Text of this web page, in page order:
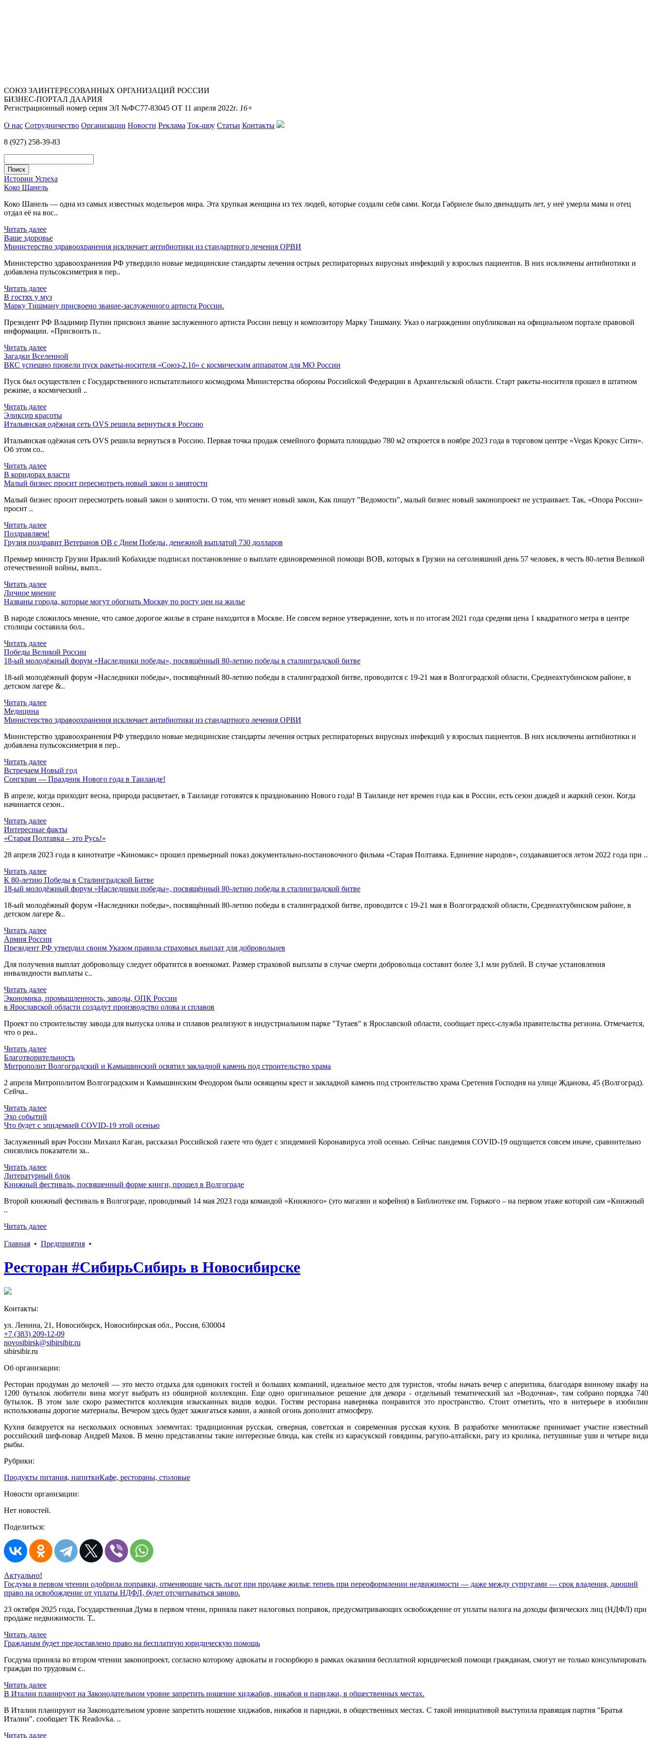
СОЮЗ ЗАИНТЕРЕСОВАННЫХ ОРГАНИЗАЦИЙ РОССИИ
БИЗНЕС-ПОРТАЛ ДААРИЯ
Регистрационный номер серия ЭЛ №ФС77-83045 ОТ 11 апреля 2022г. 16+
О нас Сотрудничество Организации Новости Реклама Ток-шоу Статьи Контакты
8 (927) 258-39-83
Истории Успеха
Коко Шанель
Коко Шанель — одна из самых известных модельеров мира. Эта хрупкая женщина из тех людей, которые создали себя сами. Когда Габриеле было двенадцать лет, у неё умерла мама и отец
отдал её на вос..
Читать далее
Ваше здоровье
Министерство здравоохранения исключает антибиотики из стандартного лечения ОРВИ
Министерство здравоохранения РФ утвердило новые медицинские стандарты лечения острых респираторных вирусных инфекций у взрослых пациентов. В них исключены антибиотики и
добавлена пульсоксиметрия в пер..
Читать далее
В гостях у муз
Марку Тишману присвоено звание-заслуженного артиста России.
Президент РФ Владимир Путин присвоил звание заслуженного артиста России певцу и композитору Марку Тишману. Указ о награждении опубликован на официальном портале правовой
информации. «Присвоить п..
Читать далее
Загадки Вселенной
ВКС успешно провели пуск ракеты-носителя «Союз-2.1б» с космическим аппаратом для МО России
Пуск был осуществлен с Государственного испытательного космодрома Министерства обороны Российской Федерации в Архангельской области. Старт ракеты-носителя прошел в штатном
режиме, а космический ..
Читать далее
Эликсир красоты
Итальянская одёжная сеть OVS решила вернуться в Россию
Итальянская одёжная сеть OVS решила вернуться в Россию. Первая точка продаж семейного формата площадью 780 м2 откроется в ноябре 2023 года в торговом центре «Vegas Крокус Сити».
Об этом со..
Читать далее
В коридорах власти
Малый бизнес просит пересмотреть новый закон о занятости
Малый бизнес просит пересмотреть новый закон о занятости. О том, что меняет новый закон, Как пишут "Ведомости", малый бизнес новый законопроект не устраивает. Так, «Опора России»
просит ..
Читать далее
Поздравляем!
Грузия поздравит Ветеранов ОВ с Днем Победы, денежной выплатой 730 долларов
Премьер министр Грузии Ираклий Кобахидзе подписал постановление о выплате единовременной помощи ВОВ, которых в Грузии на сеголняшний день 57 человек, в честь 80-летия Великой
отечественной войны, выпл..
Читать далее
Личное мнение
Названы города, которые могут обогнать Москву по росту цен на жилье
В народе сложилось мнение, что самое дорогое жилье в стране находится в Москве. Не совсем верное утверждение, хоть и по итогам 2021 года средняя цена 1 квадратного метра в центре
столицы составила бол..
Читать далее
Победы Великой России
18-ый молодёжный форум «Наследники победы», посвящённый 80-летию победы в сталинградской битве
18-ый молодёжный форум «Наследники победы», посвящённый 80-летию победы в сталинградской битве, проводится с 19-21 мая в Волгоградской области, Среднеахтубинском районе, в
детском лагере &..
Читать далее
Медицина
Министерство здравоохранения исключает антибиотики из стандартного лечения ОРВИ
Министерство здравоохранения РФ утвердило новые медицинские стандарты лечения острых респираторных вирусных инфекций у взрослых пациентов. В них исключены антибиотики и
добавлена пульсоксиметрия в пер..
Читать далее
Встречаем Новый год
Сонгкран — Праздник Нового года в Таиланде!
В апреле, когда приходит весна, природа расцветает, в Таиланде готовятся к празднованию Нового года! В Таиланде нет времен года как в России, есть сезон дождей и жаркий сезон. Когда
начинается сезон..
Читать далее
Интересные факты
«Старая Полтавка – это Русь!»
28 апреля 2023 года в кинотеатре «Киномакс» прошел премьерный показ документально-постановочного фильма «Старая Полтавка. Единение народов», создававшегося летом 2022 года при ..
Читать далее
К 80-летию Победы в Сталинградской Битве
18-ый молодёжный форум «Наследники победы», посвящённый 80-летию победы в сталинградской битве
18-ый молодёжный форум «Наследники победы», посвящённый 80-летию победы в сталинградской битве, проводится с 19-21 мая в Волгоградской области, Среднеахтубинском районе, в
детском лагере &..
Читать далее
Армия России
Президент РФ утвердил своим Указом правила страховых выплат для добровольцев
Для получения выплат добровольцу следует обратится в военкомат. Размер страховой выплаты в случае смерти добровольца составит более 3,1 млн рублей. В случае установления
инвалидности выплаты с..
Читать далее
Экономика, промышленность, заводы, ОПК России
в Ярославской области создадут производство олова и сплавов
Проект по строительству завода для выпуска олова и сплавов реализуют в индустриальном парке "Тутаев" в Ярославской области, сообщает пресс-служба правительства региона. Отмечается,
что о реа..
Читать далее
Благотворительность
Митрополит Волгоградский и Камышинский освятил закладной камень под строительство храма
2 апреля Митрополитом Волгоградским и Камышинским Феодором были освящены крест и закладной камень под строительство храма Сретения Господня на улице Жданова, 45 (Волгоград).
Сейча..
Читать далее
Эхо событий
Что будет с эпидемией COVID-19 этой осенью
Заслуженный врач России Михаил Каган, рассказал Российской газете что будет с эпидемией Коронавируса этой осенью. Сейчас пандемия COVID-19 ощущается совсем иначе, сравнительно
снизились показатели за..
Читать далее
Литературный блок
Книжный фестиваль, посвященный форме книги, прошел в Волгограде
Второй книжный фестиваль в Волгограде, проводимый 14 мая 2023 года командой «Книжного» (это магазин и кофейня) в Библиотеке им. Горького – на первом этаже которой сам «Книжный
..
Читать далее
Главная • Предприятия •
Ресторан #СибирьСибирь в Новосибирске
Контакты:
ул. Ленина, 21, Новосибирск, Новосибирская обл., Россия, 630004
+7 (383) 209-12-09
novosibirsk@sibirsibir.ru
sibirsibir.ru
Об организации:
Ресторан продуман до мелочей — это место отдыха для одиноких гостей и больших компаний, идеальное место для туристов, чтобы начать вечер с аперитива, благодаря винному шкафу на
1200 бутылок любители вина могут выбрать из обширной коллекции. Еще одно оригинальное решение для декора - отдельный тематический зал «Водочная», там собрано порядка 740
бутылок. В этом зале скоро разместится коллекция изысканных видов водки. Гостям ресторана наверняка понравится это пространство. Стоит отметить, что в интерьере в изобилии
использованы дорогие материалы. Вечером здесь будет зажигаться камин, а живой огонь дополнит атмосферу.
Кухня базируется на нескольких основных элементах: традиционная русская, северная, советская и современная русская кухня. В разработке менютакже принимает участие известный
российский шеф-повар Андрей Махов. В меню представлены такие интересные блюда, как стейк из карасукской говядины, рагупо-алтайски, рагу из кролика, петушиные уши и четыре вида
рыбы.
Рубрики:
Продукты питания, напиткиКафе, рестораны, столовые
Новости организации:
Нет новостей.
Поделиться:
Актуально!
Госдума в первом чтении одобрила поправки, отменяющие часть льгот при продаже жилья: теперь при переоформлении недвижимости — даже между супругами — срок владения, дающий
право на освобождение от уплаты НДФЛ, будет отсчитываться заново.
23 октября 2025 года, Государственная Дума в первом чтени, приняла пакет налоговых поправок, предусматривающих освобождение от уплаты налога на доходы физических лиц (НДФЛ) при
продаже недвижимости. Т..
Читать далее
Гражданам будет предоставлено право на бесплатную юридическую помощь
Госдума приняла во втором чтении законопроект, согласно которому адвокаты и госюрбюро в рамках оказания бесплатной юридической помощи гражданам, смогут не только консультировать
граждан по трудовым с..
Читать далее
В Италии планируют на Законодательном уровне запретить ношение хиджабов, никабов и парнджи, в общественных местах.
В Италии планируют на Законодательном уровне запретить ношение хиджабов, никабов и парнджи, в общественных местах. С такой инициативой выступила правящая партия "Братья
Италии". сообщает TK Readovka. ..
Читать далее